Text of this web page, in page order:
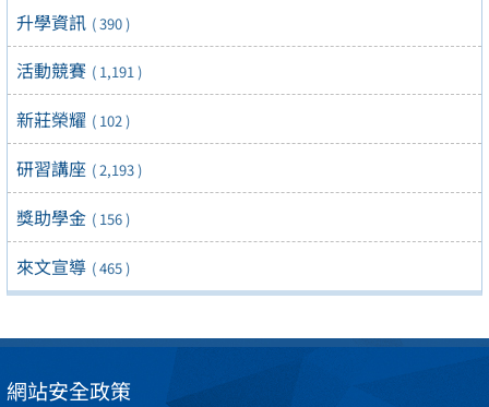
升學資訊 ( 390 )
活動競賽 ( 1,191 )
新莊榮耀 ( 102 )
研習講座 ( 2,193 )
獎助學金 ( 156 )
來文宣導 ( 465 )
網站安全政策